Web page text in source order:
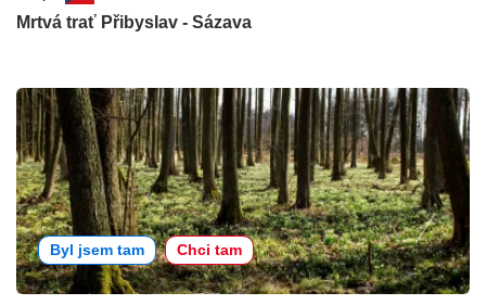
Mrtvá trať Přibyslav - Sázava
Byl jsem tam Chci tam